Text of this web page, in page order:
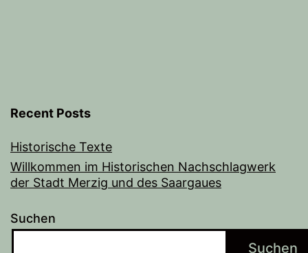
Recent Posts
Historische Texte
Willkommen im Historischen Nachschlagwerk
der Stadt Merzig und des Saargaues
Suchen
Suchen